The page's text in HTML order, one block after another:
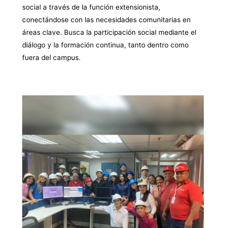
social a través de la función extensionista,
conectándose con las necesidades comunitarias en
áreas clave. Busca la participación social mediante el
diálogo y la formación continua, tanto dentro como
fuera del campus.